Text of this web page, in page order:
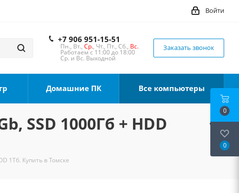
Войти
+7 906 951-15-51
Пн., Вт., Ср., Чт., Пт., Сб., Вс.
Работаем с 11:00 до 18:00
Ср. и Вс. Выходной
Заказать звонок
Домашние ПК Все компьютеры
SSD 1000Гб + HDD
1Тб. Купить в Томске
0
0